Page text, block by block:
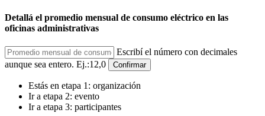
Detallá el promedio mensual de consumo eléctrico en las
oficinas administrativas
Escribí el número con decimales
aunque sea entero. Ej.:12,0
Confirmar
Estás en etapa 1: organización
Ir a etapa 2: evento
Ir a etapa 3: participantes